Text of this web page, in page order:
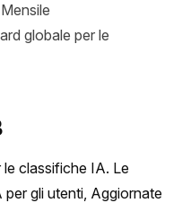
Mensile
globale per le
classifiche IA. Le
gli utenti, Aggiornate